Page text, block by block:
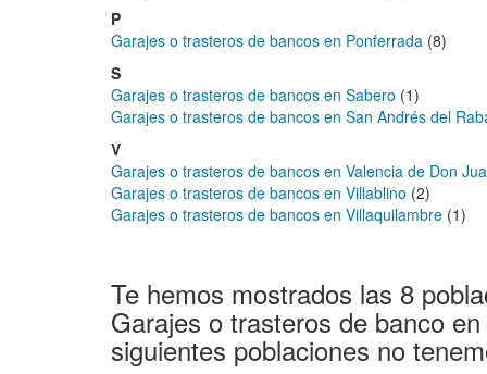
P
Garajes o trasteros de bancos en Ponferrada (8)
S
Garajes o trasteros de bancos en Sabero (1)
Garajes o trasteros de bancos en San Andrés del
V
Garajes o trasteros de bancos en Valencia de Don
Garajes o trasteros de bancos en Villablino (2)
Garajes o trasteros de bancos en Villaquilambre (1)
Te hemos mostrados las 8
Garajes o trasteros de banco
siguientes poblaciones no